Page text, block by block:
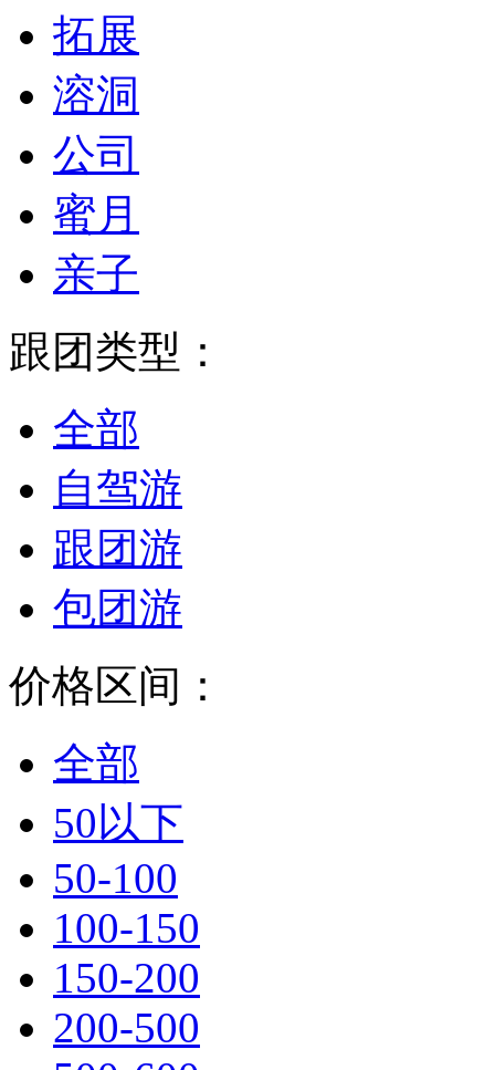
拓展
溶洞
公司
蜜月
亲子
跟团类型：
全部
自驾游
跟团游
包团游
价格区间：
全部
50以下
50-100
100-150
150-200
200-500